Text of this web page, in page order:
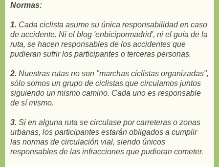
Normas:
1. Cada ciclista asume su única responsabilidad en caso
de accidente. Ni el blog 'enbicipormadrid', ni el guía de la
ruta, se hacen responsables de los accidentes que
pudieran sufrir los participantes o terceras personas.
2. Nuestras rutas no son "marchas ciclistas organizadas",
sólo somos un grupo de ciclistas que circulamos juntos
siguiendo un mismo camino. Cada uno es responsable
de sí mismo.
3. Si en alguna ruta se circulase por carreteras o zonas
urbanas, los participantes estarán obligados a cumplir
las normas de circulación vial, siendo únicos
responsables de las infracciones que pudieran cometer.